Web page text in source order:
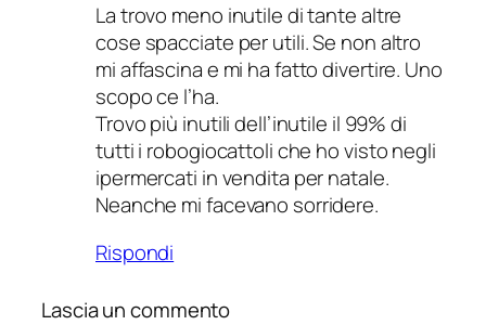
La trovo meno inutile di tante altre
cose spacciate per utili. Se non altro
mi affascina e mi ha fatto divertire. Uno
scopo ce l’ha.
Trovo più inutili dell’inutile il 99% di
tutti i robogiocattoli che ho visto negli
ipermercati in vendita per natale.
Neanche mi facevano sorridere.
Rispondi
Lascia un commento